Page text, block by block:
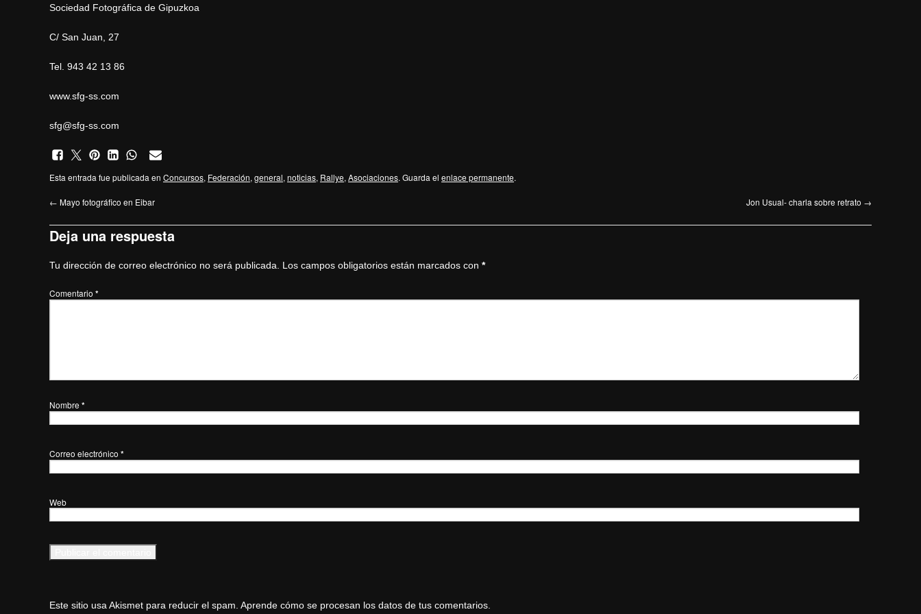
Sociedad Fotográfica de Gipuzkoa
C/ San Juan, 27
Tel. 943 42 13 86
www.sfg-ss.com
sfg@sfg-ss.com
Esta entrada fue publicada en Concursos, Federación, general, noticias, Rallye, Asociaciones. Guarda el enlace permanente.
← Mayo fotográfico en Eibar Jon Usual- charla sobre retrato →
Deja una respuesta
Tu dirección de correo electrónico no será publicada. Los campos obligatorios están marcados con *
Comentario *
Nombre *
Correo electrónico *
Web
Este sitio usa Akismet para reducir el spam. Aprende cómo se procesan los datos de tus comentarios.